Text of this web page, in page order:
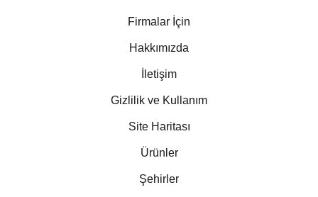
Firmalar İçin
Hakkımızda
İletişim
Gizlilik ve Kullanım
Site Haritası
Ürünler
Şehirler